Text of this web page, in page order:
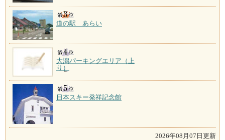
道の駅 あらい
大潟パーキングエリア（上
り）
日本スキー発祥記念館
2026年08月07日更新